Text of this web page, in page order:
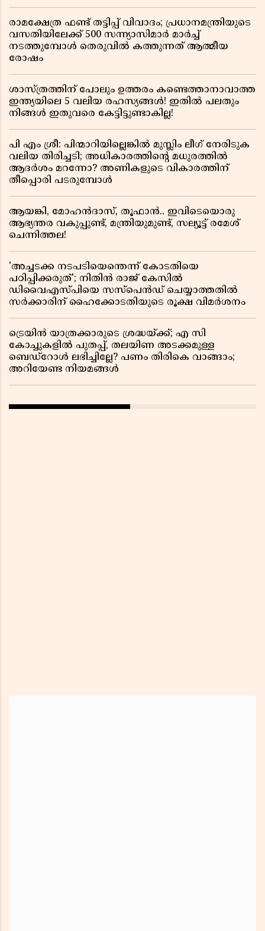
രാമക്ഷേത്ര ഫണ്ട് തട്ടിപ്പ് വിവാദം; പ്രധാനമന്ത്രിയുടെ
വസതിയിലേക്ക് 500 സന്ന്യാസിമാർ മാർച്ച്
നടത്തുമ്പോൾ തെരുവിൽ കത്തുന്നത് ആത്മീയ
രോഷം
ശാസ്ത്രത്തിന് പോലും ഉത്തരം കണ്ടെത്താനാവാത്ത
ഇന്ത്യയിലെ 5 വലിയ രഹസ്യങ്ങൾ! ഇതിൽ പലതും
നിങ്ങൾ ഇതുവരെ കേട്ടിട്ടുണ്ടാകില്ല!
പി എം ശ്രീ: പിന്മാറിയില്ലെങ്കിൽ മുസ്ലിം ലീഗ് നേരിടുക
വലിയ തിരിച്ചടി; അധികാരത്തിന്റെ മധുരത്തിൽ
ആദർശം മറന്നോ? അണികളുടെ വികാരത്തിന്
തീപ്പൊരി പടരുമ്പോൾ
ആയങ്കി, മോഹൻദാസ്, തൂഫാൻ.. ഇവിടെയൊരു
ആഭ്യന്തര വകുപ്പുണ്ട്, മന്ത്രിയുമുണ്ട്, സല്യൂട്ട് രമേശ്‌
ചെന്നിത്തല!
'അച്ചടക്ക നടപടിയെന്തെന്ന് കോടതിയെ
പഠിപ്പിക്കരുത്'; നിതിൻ രാജ് കേസിൽ
ഡിവൈഎസ്പിയെ സസ്പെൻഡ് ചെയ്യാത്തതിൽ
സർക്കാരിന് ഹൈക്കോടതിയുടെ രൂക്ഷ വിമർശനം
ട്രെയിൻ യാത്രക്കാരുടെ ശ്രദ്ധയ്ക്ക്; എ സി
കോച്ചുകളിൽ പുതപ്പ്, തലയിണ അടക്കമുള്ള
ബെഡ്റോൾ ലഭിച്ചില്ലേ? പണം തിരികെ വാങ്ങാം;
അറിയേണ്ട നിയമങ്ങൾ